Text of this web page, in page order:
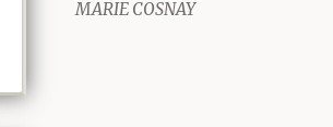
MARIE COSNAY